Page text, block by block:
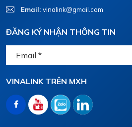
Email: vinalink@gmail.com
ĐĂNG KÝ NHẬN THÔNG TIN
VINALINK TRÊN MXH